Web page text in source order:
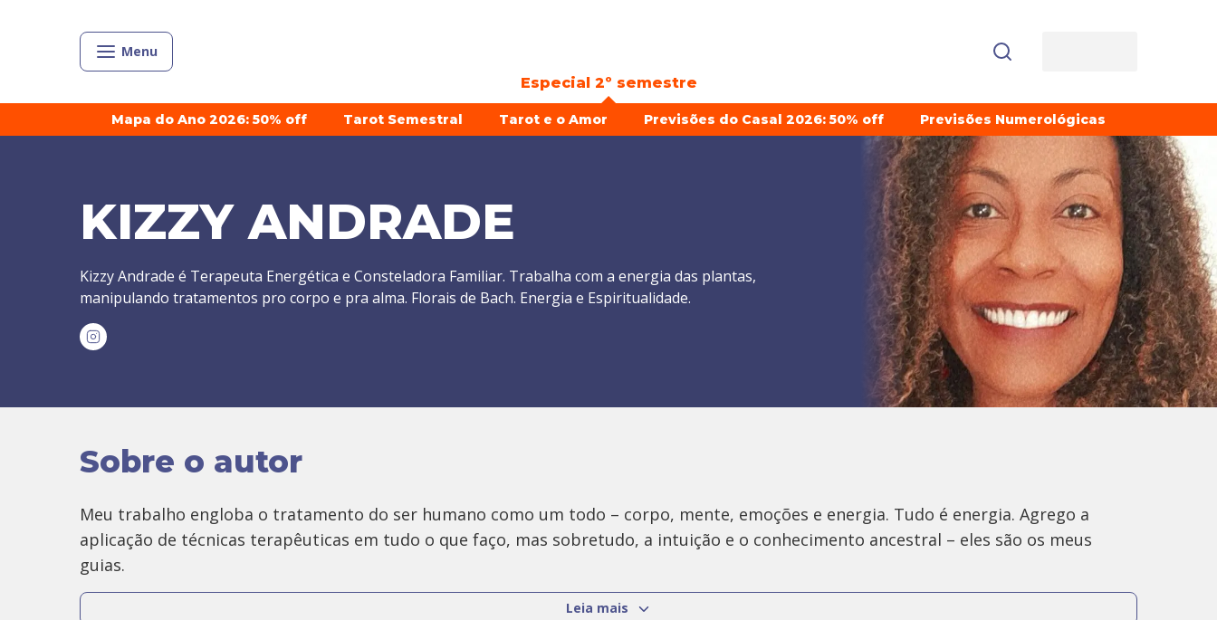
Menu
Especial 2º semestre
Mapa do Ano 2026: 50% off Tarot Semestral Tarot e o Amor Previsões do Casal 2026: 50% off Previsões Numerológicas
KIZZY ANDRADE
Kizzy Andrade é Terapeuta Energética e Consteladora Familiar. Trabalha com a energia das plantas,
manipulando tratamentos pro corpo e pra alma. Florais de Bach. Energia e Espiritualidade.
Sobre o autor
Meu trabalho engloba o tratamento do ser humano como um todo – corpo, mente, emoções e energia. Tudo é energia. Agrego a
aplicação de técnicas terapêuticas em tudo o que faço, mas sobretudo, a intuição e o conhecimento ancestral – eles são os meus
guias.
Leia mais